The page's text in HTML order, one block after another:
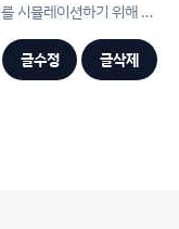
얌폴스키 "우리가 아마도 역사의 흥미로운 시기를 시뮬레이션하기 위해 고급 AI가 운영하는 컴퓨터 시뮬레이션에 있을 것"
글수정 글삭제